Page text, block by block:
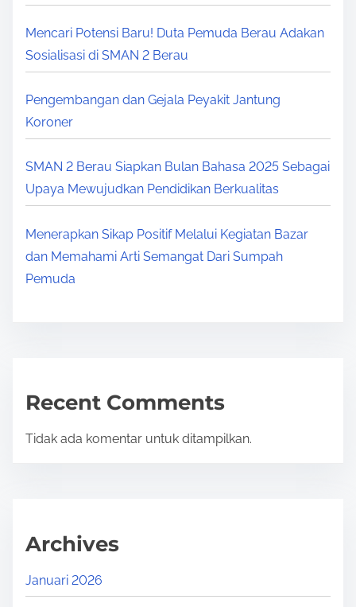
Mencari Potensi Baru! Duta Pemuda Berau Adakan
Sosialisasi di SMAN 2 Berau
Pengembangan dan Gejala Peyakit Jantung
Koroner
SMAN 2 Berau Siapkan Bulan Bahasa 2025 Sebagai
Upaya Mewujudkan Pendidikan Berkualitas
Menerapkan Sikap Positif Melalui Kegiatan Bazar
dan Memahami Arti Semangat Dari Sumpah
Pemuda
Recent Comments
Tidak ada komentar untuk ditampilkan.
Archives
Januari 2026